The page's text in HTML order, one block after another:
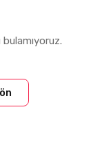
bulamıyoruz.